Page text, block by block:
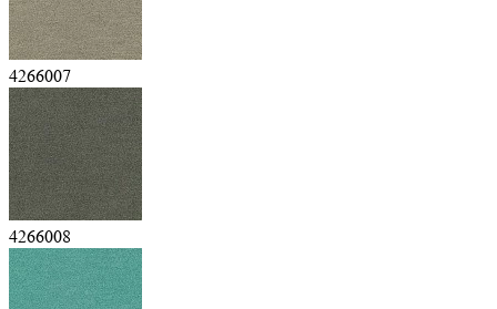
4266007
4266008